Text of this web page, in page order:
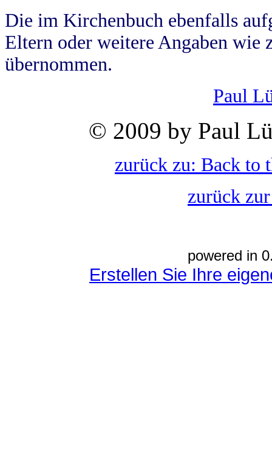
Die im Kirchenbuch ebenfalls
Eltern oder weitere Angaben wie
übernommen.
Paul
© 2009 by Paul
zurück zu: Back to
zurück
powered in
Erstellen Sie Ihre